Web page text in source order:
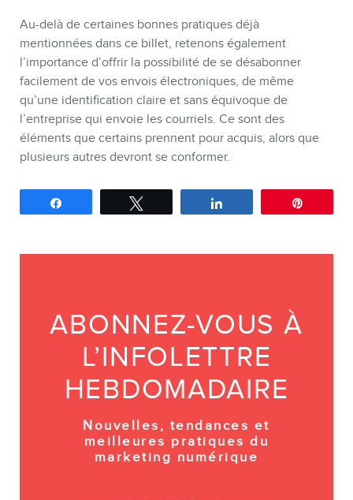
Au-delà de certaines bonnes pratiques déjà
mentionnées dans ce billet, retenons également
l’importance d’offrir la possibilité de se désabonner
facilement de vos envois électroniques, de même
qu’une identification claire et sans équivoque de
l’entreprise qui envoie les courriels. Ce sont des
éléments que certains prennent pour acquis, alors que
plusieurs autres devront se conformer.
ABONNEZ-VOUS À
L’INFOLETTRE
HEBDOMADAIRE
Nouvelles, tendances et
meilleures pratiques du
marketing numérique